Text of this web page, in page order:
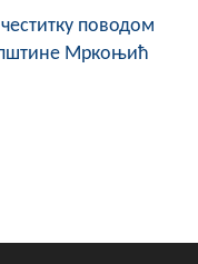
поводом
Мркоњић